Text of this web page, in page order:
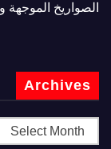
الصواريخ الموجهة
Archives